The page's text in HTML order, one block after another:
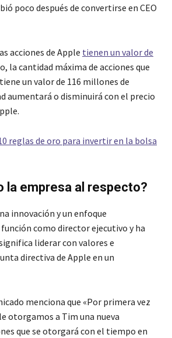
poco después de convertirse en CEO
acciones de Apple tienen un valor de
la cantidad máxima de acciones que
un valor de 116 millones de
aumentará o disminuirá con el precio
reglas de oro para invertir en la bolsa
la empresa al respecto?
innovación y un enfoque
como director ejecutivo y ha
liderar con valores e
directiva de Apple en un
menciona que «Por primera vez
otorgamos a Tim una nueva
que se otorgará con el tiempo en